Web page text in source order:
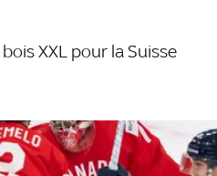
XXL pour la Suisse